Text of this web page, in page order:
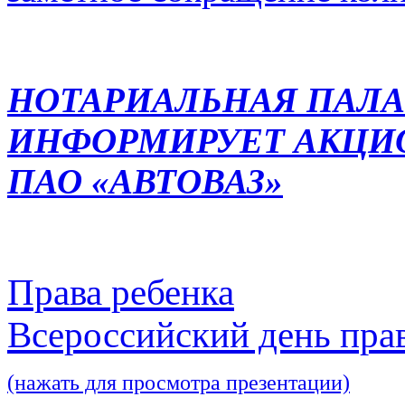
НОТАРИАЛЬНАЯ
ИНФОРМИРУЕТ
ПАО «АВТОВАЗ»
Права ребенка
Всероссийский день
(нажать для просмотра презентации)